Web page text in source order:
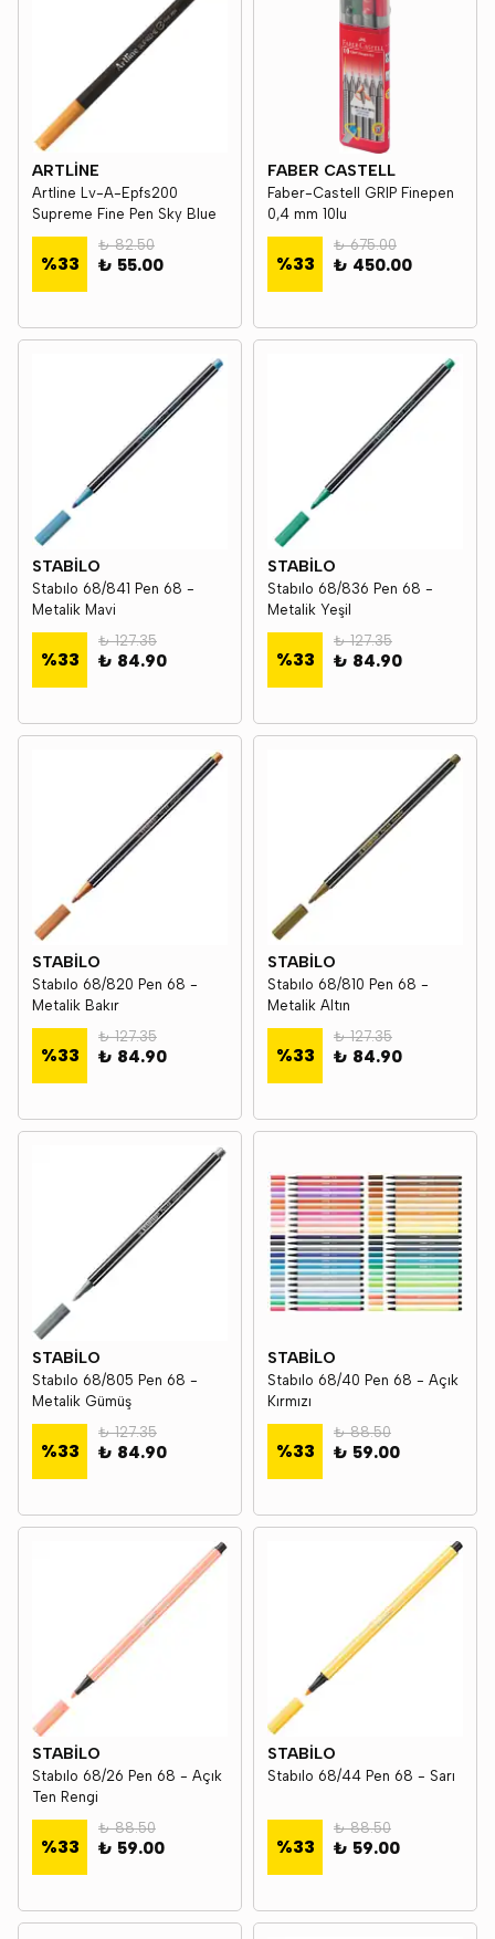
ARTLİNE
Artline Lv-A-Epfs200
Supreme Fine Pen Sky Blue
%33
₺ 82.50
₺ 55.00
FABER CASTELL
Faber-Castell GRIP Finepen
0,4 mm 10lu
%33
₺ 675.00
₺ 450.00
STABİLO
Stabılo 68/841 Pen 68 -
Metalik Mavi
%33
₺ 127.35
₺ 84.90
STABİLO
Stabılo 68/836 Pen 68 -
Metalik Yeşil
%33
₺ 127.35
₺ 84.90
STABİLO
Stabılo 68/820 Pen 68 -
Metalik Bakır
%33
₺ 127.35
₺ 84.90
STABİLO
Stabılo 68/810 Pen 68 -
Metalik Altın
%33
₺ 127.35
₺ 84.90
STABİLO
Stabılo 68/805 Pen 68 -
Metalik Gümüş
%33
₺ 127.35
₺ 84.90
STABİLO
Stabılo 68/40 Pen 68 - Açık
Kırmızı
%33
₺ 88.50
₺ 59.00
STABİLO
Stabılo 68/26 Pen 68 - Açık
Ten Rengi
%33
₺ 88.50
₺ 59.00
STABİLO
Stabılo 68/44 Pen 68 - Sarı
%33
₺ 88.50
₺ 59.00